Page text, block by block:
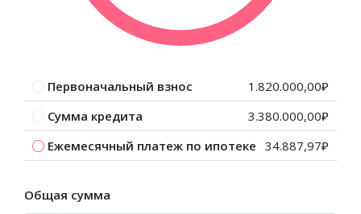
Первоначальный взнос
1.820.000,00₽
Сумма кредита
3.380.000,00₽
Ежемесячный платеж по ипотеке 34.887,97₽
Общая сумма